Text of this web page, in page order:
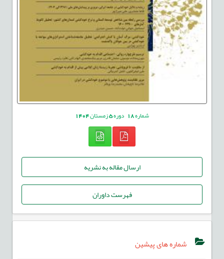
شماره18 دوره5زمستان1404
ارسال مقاله به نشریه
فهرست داوران
شماره های پیشین